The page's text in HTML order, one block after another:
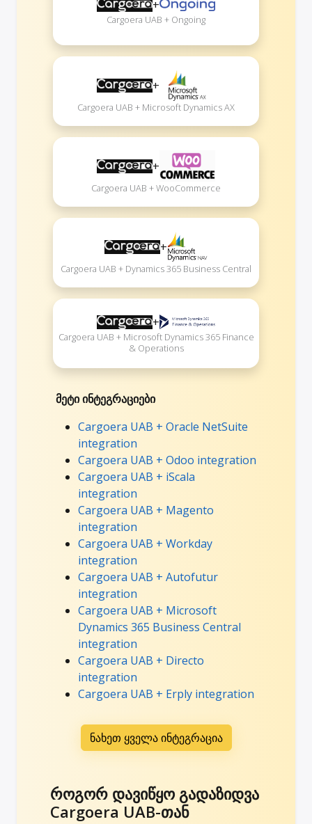
+
Cargoera UAB + Ongoing
+
Cargoera UAB + Microsoft Dynamics AX
+
Cargoera UAB + WooCommerce
+
Cargoera UAB + Dynamics 365 Business Central
+
Cargoera UAB + Microsoft Dynamics 365 Finance
& Operations
მეტი ინტეგრაციები
Cargoera UAB + Oracle NetSuite
integration
Cargoera UAB + Odoo integration
Cargoera UAB + iScala
integration
Cargoera UAB + Magento
integration
Cargoera UAB + Workday
integration
Cargoera UAB + Autofutur
integration
Cargoera UAB + Microsoft
Dynamics 365 Business Central
integration
Cargoera UAB + Directo
integration
Cargoera UAB + Erply integration
ნახეთ ყველა ინტეგრაცია
როგორ დავიწყო გადაზიდვა
Cargoera UAB-თან